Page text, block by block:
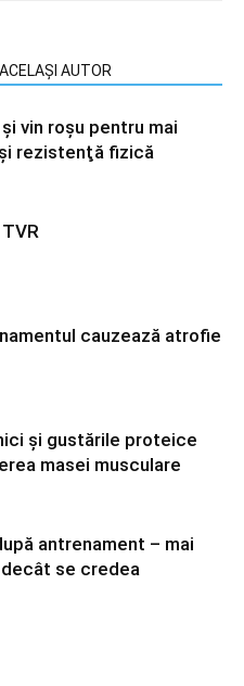
AUTOR
vin roşu pentru mai
rezistenţă fizică
cauzează atrofie
şi gustările proteice
masei musculare
antrenament – mai
se credea